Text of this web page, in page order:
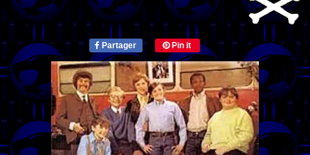
Partager Pin it